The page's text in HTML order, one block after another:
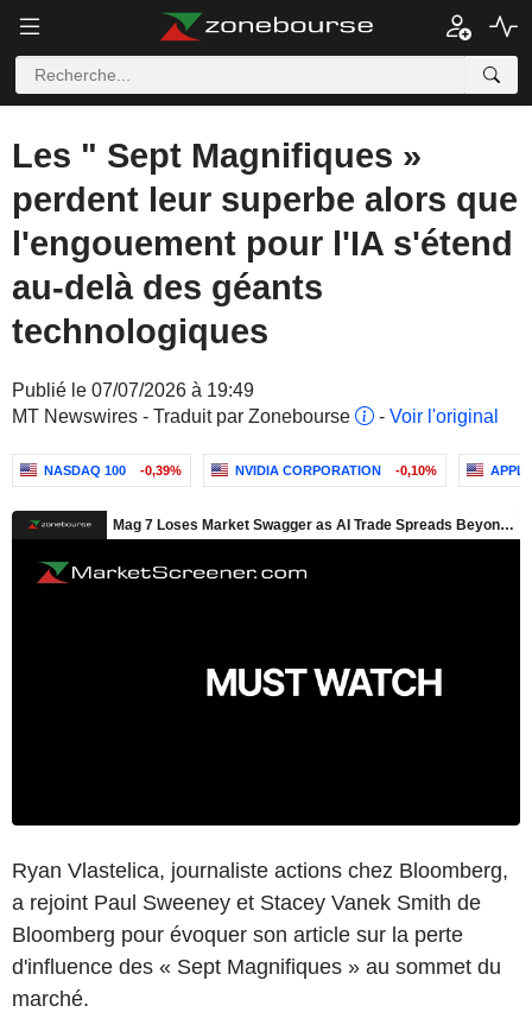
Les " Sept Magnifiques »
perdent leur superbe alors que
l'engouement pour l'IA s'étend
au-delà des géants
technologiques
Publié le 07/07/2026 à 19:49
MT Newswires - Traduit par Zonebourse
- Voir l'original
NASDAQ 100 -0,39% NVIDIA CORPORATION -0,10%
Ryan Vlastelica, journaliste actions chez Bloomberg,
a rejoint Paul Sweeney et Stacey Vanek Smith de
Bloomberg pour évoquer son article sur la perte
d'influence des « Sept Magnifiques » au sommet du
marché.